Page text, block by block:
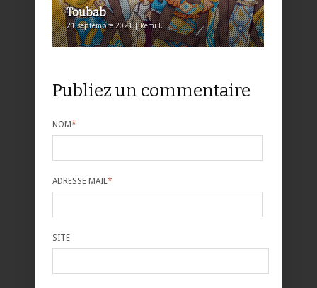
Toubab
21 septembre 2021 | Rémi I.
Publiez un commentaire
NOM*
ADRESSE MAIL *
SITE